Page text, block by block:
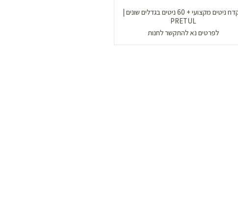
אקדח ניטים מקצועי + 60 ניטים בגדלים שונים |
PRETUL
לפרטים נא להתקשר לחנות